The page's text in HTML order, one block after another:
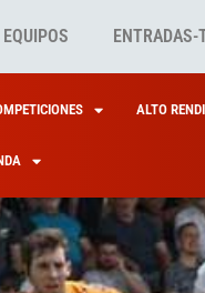
EQUIPOS ENTRADAS-
ALTO